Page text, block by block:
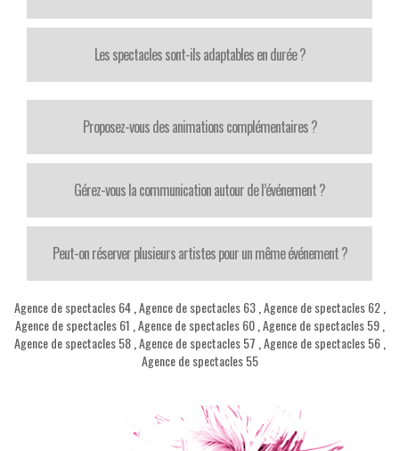
Les spectacles sont-ils adaptables en durée ?
Proposez-vous des animations complémentaires ?
Gérez-vous la communication autour de l’événement ?
Peut-on réserver plusieurs artistes pour un même événement ?
Agence de spectacles 64, Agence de spectacles 63, Agence de spectacles 62,
Agence de spectacles 61 Agence de spectacles 60, Agence de spectacles 59,
Agence de spectacles 58, Agence de spectacles 57 Agence de spectacles 56,
Agence de spectacles 55